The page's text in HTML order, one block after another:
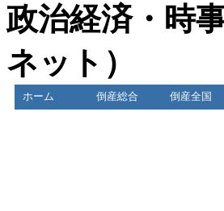
政治経済・時
ネット）
ホーム 倒産総合 倒産全国